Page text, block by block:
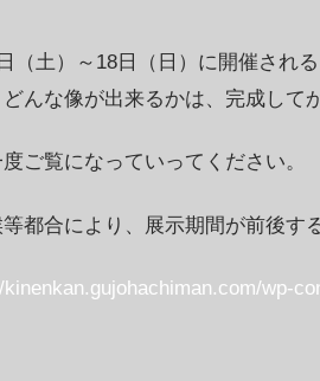
（土）～18日（日）に開催され
どんな像が出来るかは、完成して
ご覧になっていってください。
都合により、展示期間が前後す
wp-